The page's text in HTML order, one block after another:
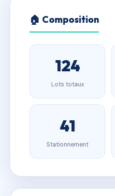
🏠 Composition
124
Lots totaux
41
Stationnement